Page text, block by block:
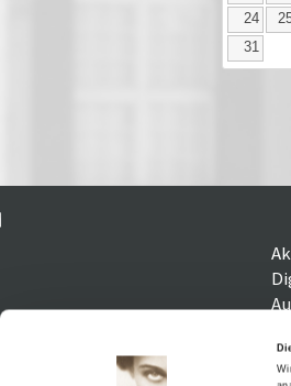
24
31